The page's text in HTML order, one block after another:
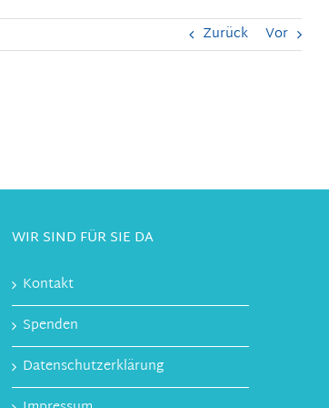
Zurück Vor
WIR SIND FÜR SIE DA
Kontakt
Spenden
Datenschutzerklärung